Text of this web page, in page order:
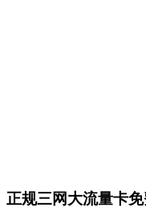
正规三网大流量卡